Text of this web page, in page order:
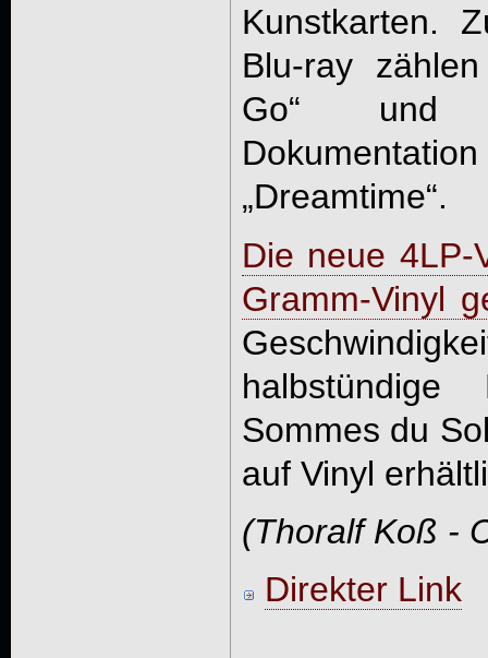
Kunstkarten.
Blu-ray
Go“ und
„Dreamtime“.
Die neue 4LP-
Gramm-Vinyl
Sommes du
auf Vinyl
(Thoralf Koß -
Direkter Link